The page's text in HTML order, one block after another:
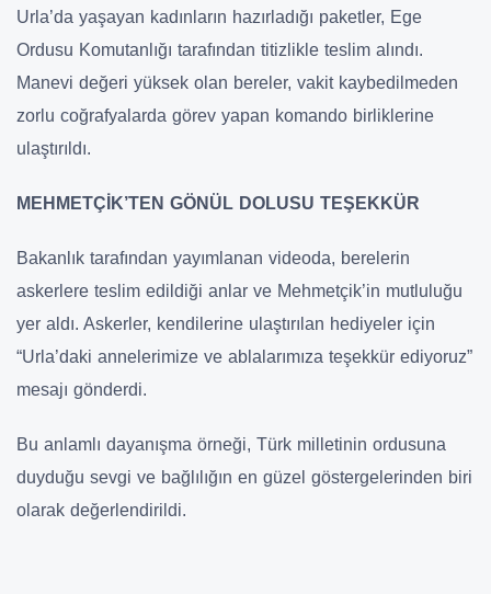
Urla’da yaşayan kadınların hazırladığı paketler, Ege
Ordusu Komutanlığı tarafından titizlikle teslim alındı.
Manevi değeri yüksek olan bereler, vakit kaybedilmeden
zorlu coğrafyalarda görev yapan komando birliklerine
ulaştırıldı.
MEHMETÇİK’TEN GÖNÜL DOLUSU TEŞEKKÜR
Bakanlık tarafından yayımlanan videoda, berelerin
askerlere teslim edildiği anlar ve Mehmetçik’in mutluluğu
yer aldı. Askerler, kendilerine ulaştırılan hediyeler için
“Urla’daki annelerimize ve ablalarımıza teşekkür ediyoruz”
mesajı gönderdi.
Bu anlamlı dayanışma örneği, Türk milletinin ordusuna
duyduğu sevgi ve bağlılığın en güzel göstergelerinden biri
olarak değerlendirildi.